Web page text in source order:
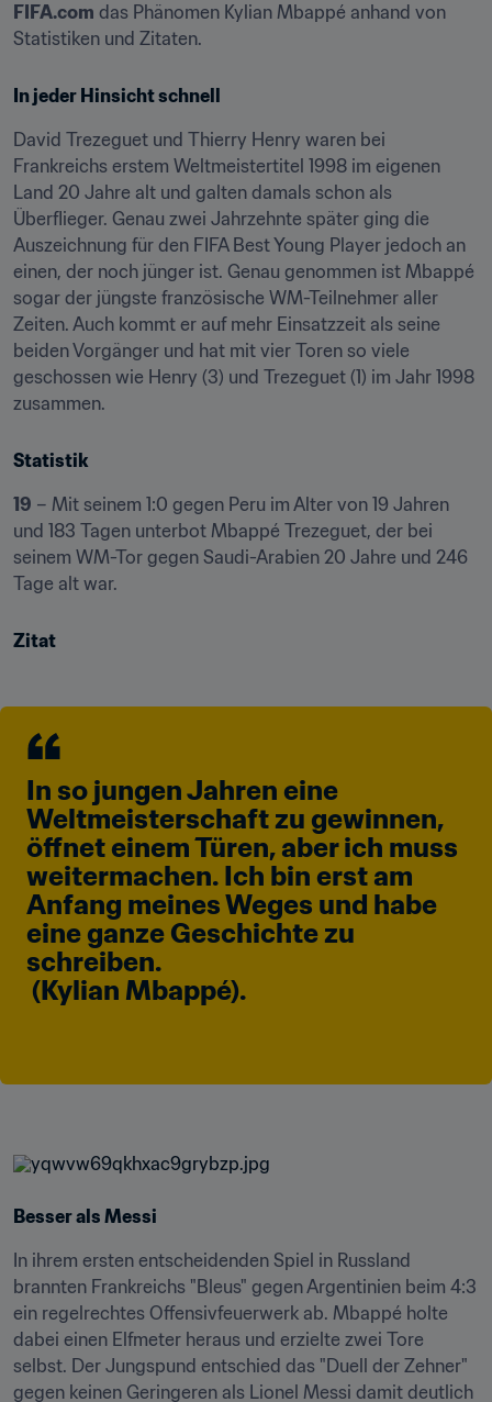
FIFA.com das Phänomen Kylian Mbappé anhand von
Statistiken und Zitaten.
In jeder Hinsicht schnell
David Trezeguet und Thierry Henry waren bei
Frankreichs erstem Weltmeistertitel 1998 im eigenen
Land 20 Jahre alt und galten damals schon als
Überflieger. Genau zwei Jahrzehnte später ging die
Auszeichnung für den FIFA Best Young Player jedoch an
einen, der noch jünger ist. Genau genommen ist Mbappé
sogar der jüngste französische WM-Teilnehmer aller
Zeiten. Auch kommt er auf mehr Einsatzzeit als seine
beiden Vorgänger und hat mit vier Toren so viele
geschossen wie Henry (3) und Trezeguet (1) im Jahr 1998
zusammen.
Statistik
19 – Mit seinem 1:0 gegen Peru im Alter von 19 Jahren
und 183 Tagen unterbot Mbappé Trezeguet, der bei
seinem WM-Tor gegen Saudi-Arabien 20 Jahre und 246
Tage alt war.
Zitat
In so jungen Jahren eine
Weltmeisterschaft zu gewinnen,
öffnet einem Türen, aber ich muss
weitermachen. Ich bin erst am
Anfang meines Weges und habe
eine ganze Geschichte zu
schreiben.
(Kylian Mbappé).
Besser als Messi
In ihrem ersten entscheidenden Spiel in Russland
brannten Frankreichs "Bleus" gegen Argentinien beim 4:3
ein regelrechtes Offensivfeuerwerk ab. Mbappé holte
dabei einen Elfmeter heraus und erzielte zwei Tore
selbst. Der Jungspund entschied das "Duell der Zehner"
gegen keinen Geringeren als Lionel Messi damit deutlich